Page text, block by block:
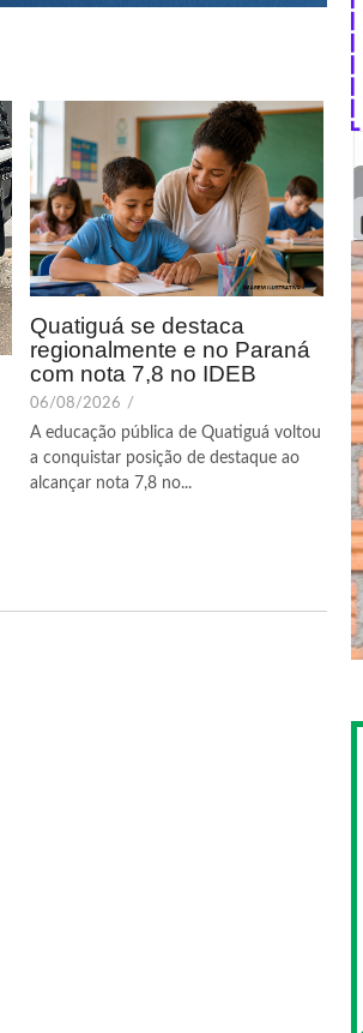
Quatiguá se destaca
regionalmente e no Paraná
com nota 7,8 no IDEB
06/08/2026 /
A educação pública de Quatiguá voltou
a conquistar posição de destaque ao
alcançar nota 7,8 no...